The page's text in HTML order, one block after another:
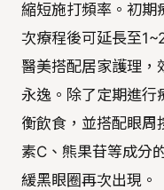
縮短施打頻率。初
次療程後可延長至
醫美搭配居家護理，
永逸。除了定期進行
衡飲食，並搭配眼周
素C、熊果苷等成分
緩黑眼圈再次出現。